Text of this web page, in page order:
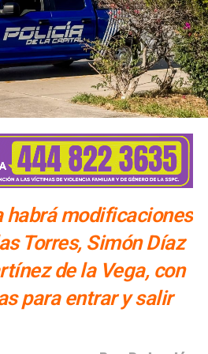
de teatro “Violetas contra la
habrá modificaciones
Torres, Simón Díaz
de la Vega, con
para entrar y salir